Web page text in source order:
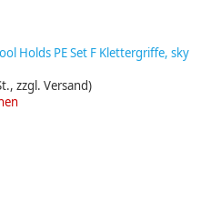
Holds PE Set F Klettergriffe, sky
zzgl. Versand)